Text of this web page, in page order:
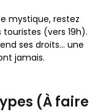
mystique, restez
(vers 19h).
ses droits… une
jamais.
(À faire